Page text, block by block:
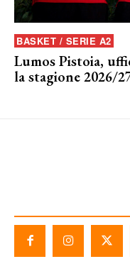
BASKET / SERIE A2
Lumos Pistoia,
la stagione 2026/